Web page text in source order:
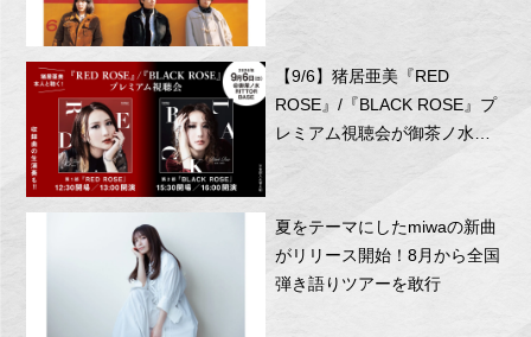
リリース！
【9/6】猪居亜美『RED
ROSE』/『BLACK ROSE』プ
レミアム視聴会が御茶ノ水
夏をテーマにしたmiwaの新曲
がリリース開始！8月から全国
弾き語りツアーを敢行